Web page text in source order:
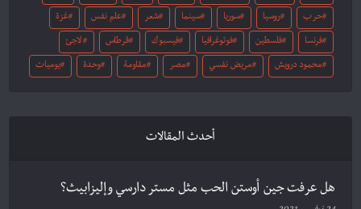
حرب روسيا سوريا سينما شعر علم نفس غزة
فرنسا فلسطين فوتوغرافيا فيسبوك قرطاس لاجئ
محمود درويش مريض نفسي مصر مقاومة وحدة يوميات
أحدث المقالات
هل عرفت جين أوستن الحب مثل مستر دارسي وإليزابيث؟